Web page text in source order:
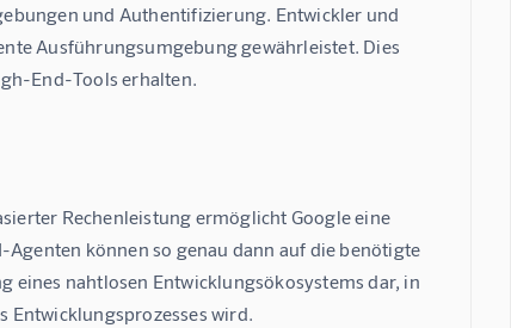
und Authentifizierung. Entwickler und
Ausführungsumgebung gewährleistet. Dies
End-Tools erhalten.
Rechenleistung ermöglicht Google eine
können so genau dann auf die benötigte
eines nahtlosen Entwicklungsökosystems dar, in
wird.